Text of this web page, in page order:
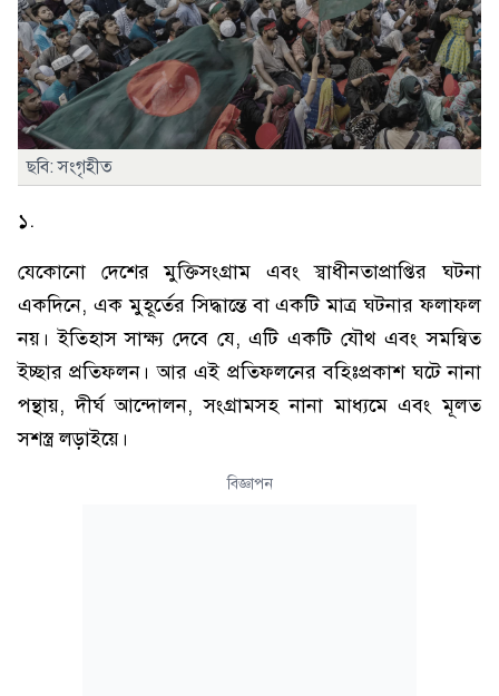
ছবি: সংগৃহীত
১.
যেকোনো দেশের মুক্তিসংগ্রাম এবং স্বাধীনতাপ্রাপ্তির ঘটনা
একদিনে, এক মুহূর্তের সিদ্ধান্তে বা একটি মাত্র ঘটনার ফলাফল
নয়। ইতিহাস সাক্ষ্য দেবে যে, এটি একটি যৌথ এবং সমন্বিত
ইচ্ছার প্রতিফলন। আর এই প্রতিফলনের বহিঃপ্রকাশ ঘটে নানা
পন্থায়, দীর্ঘ আন্দোলন, সংগ্রামসহ নানা মাধ্যমে এবং মূলত
সশস্ত্র লড়াইয়ে।
বিজ্ঞাপন